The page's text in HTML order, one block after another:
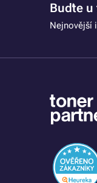
Buďte
Nejnovější